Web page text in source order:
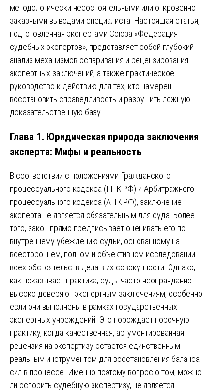
методологически несостоятельными или откровенно
заказными выводами специалиста. Настоящая статья,
подготовленная экспертами Союза «Федерация
судебных экспертов», представляет собой глубокий
анализ механизмов оспаривания и рецензирования
экспертных заключений, а также практическое
руководство к действию для тех, кто намерен
восстановить справедливость и разрушить ложную
доказательственную базу.
Глава 1. Юридическая природа заключения
эксперта: Мифы и реальность
В соответствии с положениями Гражданского
процессуального кодекса (ГПК РФ) и Арбитражного
процессуального кодекса (АПК РФ), заключение
эксперта не является обязательным для суда. Более
того, закон прямо предписывает оценивать его по
внутреннему убеждению судьи, основанному на
всестороннем, полном и объективном исследовании
всех обстоятельств дела в их совокупности. Однако,
как показывает практика, суды часто неоправданно
высоко доверяют экспертным заключениям, особенно
если они выполнены в рамках государственных
экспертных учреждений. Это порождает порочную
практику, когда качественная, аргументированная
рецензия на экспертизу остается единственным
реальным инструментом для восстановления баланса
сил в процессе. Именно поэтому вопрос о том, можно
ли оспорить судебную экспертизу, не является